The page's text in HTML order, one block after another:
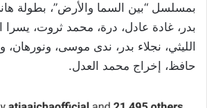
بمسلسل “بين السما والأرض”، بطولة
بدر، غادة عادل، درة، محمد ثروت، يسرا
الليثي، نجلاء بدر، ندى موسى،
حافظ، إخراج محمد العدل.